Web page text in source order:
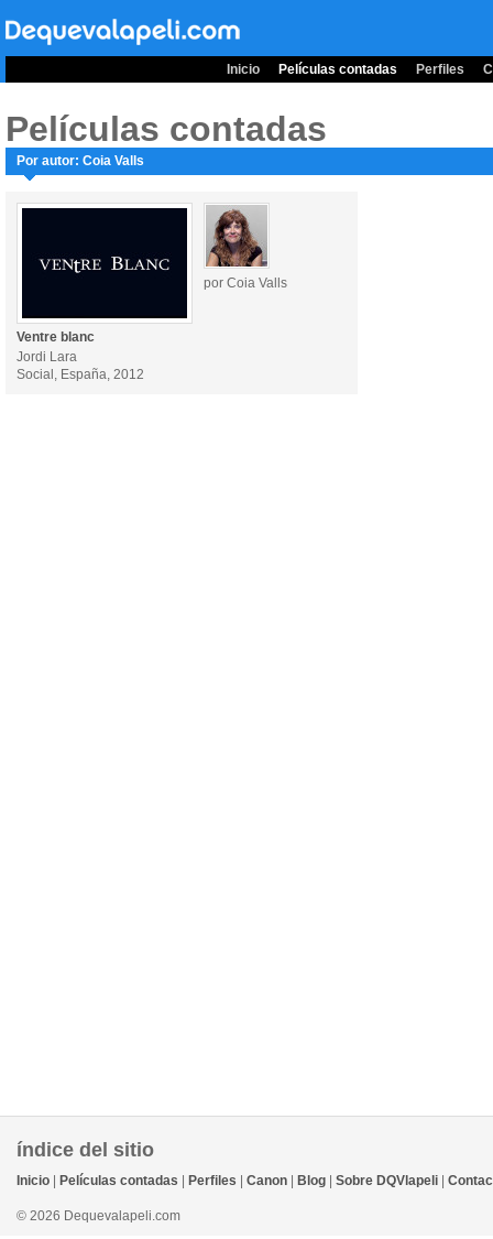
Inicio Películas contadas Perfiles
Películas contadas
Por autor: Coia Valls
por Coia Valls
Ventre blanc
Jordi Lara
Social, España, 2012
índice del sitio
Inicio Películas contadas Perfiles Canon Blog Sobre DQVlapeli
© 2026 Dequevalapeli.com